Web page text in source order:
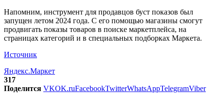
Напомним, инструмент для продавцов буст показов был
запущен летом 2024 года. С его помощью магазины смогут
продвигать показы товаров в поиске маркетплейса, на
страницах категорий и в специальных подборках Маркета.
Источник
Яндекс.Маркет
317
Поделится VKOK.ruFacebookTwitterWhatsAppTelegramViber